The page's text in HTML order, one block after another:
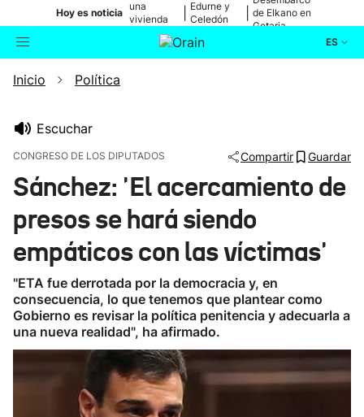
Hoy es noticia
una
vivienda
de Bilbao
Edurne y
Celedón
de Elkano en
Getaria
ES
Buscador
Ikusmiran
Eguraldia
Inicio Política
Escuchar
CONGRESO DE LOS DIPUTADOS Compartir Guardar
Sánchez: 'El acercamiento de
presos se hará siendo
empáticos con las víctimas'
"ETA fue derrotada por la democracia y, en
consecuencia, lo que tenemos que plantear como
Gobierno es revisar la política penitencia y adecuarla a
una nueva realidad", ha afirmado.